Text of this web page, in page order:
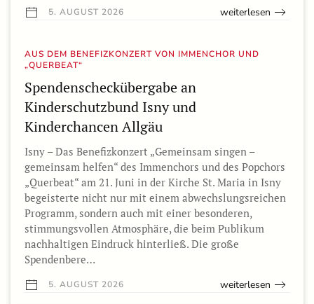
5. AUGUST 2026 weiterlesen
AUS DEM BENEFIZKONZERT VON IMMENCHOR UND
„QUERBEAT“
Spendenscheckübergabe an
Kinderschutzbund Isny und
Kinderchancen Allgäu
Isny – Das Benefizkonzert „Gemeinsam singen –
gemeinsam helfen“ des Immenchors und des Popchors
„Querbeat“ am 21. Juni in der Kirche St. Maria in Isny
begeisterte nicht nur mit einem abwechslungsreichen
Programm, sondern auch mit einer besonderen,
stimmungsvollen Atmosphäre, die beim Publikum
nachhaltigen Eindruck hinterließ. Die große
Spendenbere…
5. AUGUST 2026 weiterlesen